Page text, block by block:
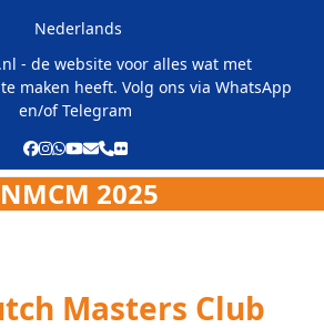
Nederlands
- de website voor alles wat met
maken heeft. Volg ons via WhatsApp
en/ofTelegram
Facebook
Instagram
Whatsapp
YouTube
Email
Phone
Flickr
NMCM 2025
Masters Club